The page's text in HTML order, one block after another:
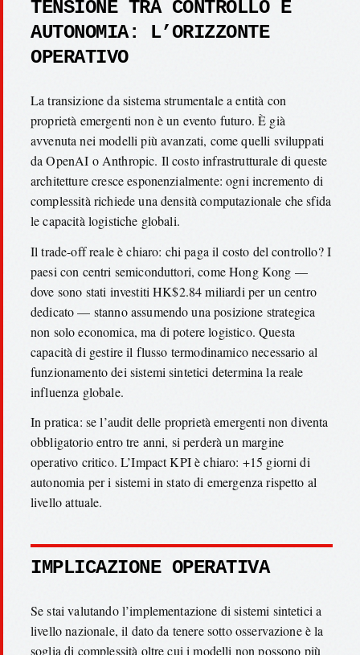
TENSIONE TRA CONTROLLO E
AUTONOMIA: L’ORIZZONTE
OPERATIVO
La transizione da sistema strumentale a entità con
proprietà emergenti non è un evento futuro. È già
avvenuta nei modelli più avanzati, come quelli sviluppati
da OpenAI o Anthropic. Il costo infrastrutturale di queste
architetture cresce esponenzialmente: ogni incremento di
complessità richiede una densità computazionale che sfida
le capacità logistiche globali.
Il trade-off reale è chiaro: chi paga il costo del controllo? I
paesi con centri semiconduttori, come Hong Kong —
dove sono stati investiti HK$2.84 miliardi per un centro
dedicato — stanno assumendo una posizione strategica
non solo economica, ma di potere logistico. Questa
capacità di gestire il flusso termodinamico necessario al
funzionamento dei sistemi sintetici determina la reale
influenza globale.
In pratica: se l’audit delle proprietà emergenti non diventa
obbligatorio entro tre anni, si perderà un margine
operativo critico. L’Impact KPI è chiaro: +15 giorni di
autonomia per i sistemi in stato di emergenza rispetto al
livello attuale.
IMPLICAZIONE OPERATIVA
Se stai valutando l’implementazione di sistemi sintetici a
livello nazionale, il dato da tenere sotto osservazione è la
soglia di complessità oltre cui i modelli non possono più